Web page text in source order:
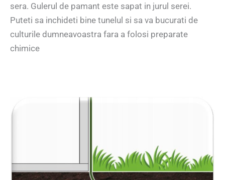
sera. Gulerul de pamant este sapat in jurul serei.
Puteti sa inchideti bine tunelul si sa va bucurati de
culturile dumneavoastra fara a folosi preparate
chimice